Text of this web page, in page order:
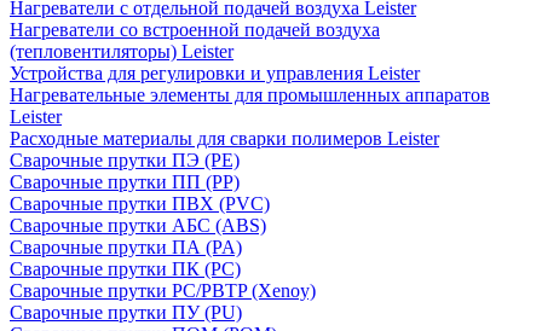
Нагреватели с отдельной подачей воздуха Leister
Нагреватели со встроенной подачей воздуха
(тепловентиляторы) Leister
Устройства для регулировки и управления Leister
Нагревательные элементы для промышленных аппаратов
Leister
Расходные материалы для сварки полимеров Leister
Сварочные прутки ПЭ (PE)
Сварочные прутки ПП (PP)
Сварочные прутки ПВХ (PVC)
Сварочные прутки АБС (ABS)
Сварочные прутки ПА (PA)
Сварочные прутки ПК (PC)
Сварочные прутки PC/PBTP (Xenoy)
Сварочные прутки ПУ (PU)